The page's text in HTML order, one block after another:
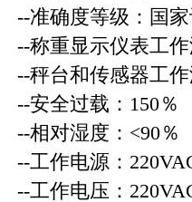
--准确度等级：国
--称重显示仪表工
--秤台和传感器工
--安全过载：150％
--相对湿度：<90％
--工作电源：
--工作电压：